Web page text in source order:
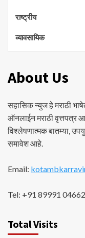
राष्ट्रीय
व्यावसायिक
About Us
सहासिक न्युज हे मराठी
ऑनलाईन मराठी वृत्तपत्र आहे.
विश्लेषणात्मक बातम्या,
समावेश आहे.
Email:
Tel: +91 89991 04662
Total Visits